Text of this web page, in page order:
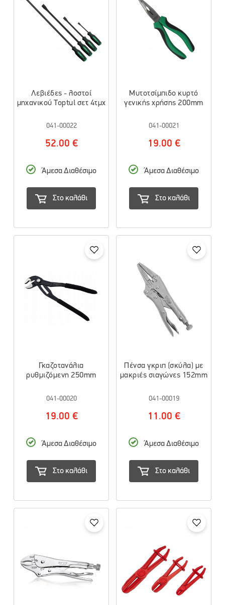
Λεβιέδες - λοστοί
μηχανικού Toptul σετ 4τμχ
041-00022
52.00 €
Άμεσα Διαθέσιμο
Στο καλάθι
Μυτοτσίμπιδο κυρτό
γενικής χρήσης 200mm
041-00021
19.00 €
Άμεσα Διαθέσιμο
Στο καλάθι
Γκαζοτανάλια
ρυθμιζόμενη 250mm
041-00020
19.00 €
Άμεσα Διαθέσιμο
Στο καλάθι
Πένσα γκριπ (σκύλα) με
μακριές σιαγώνες 152mm
041-00019
11.00 €
Άμεσα Διαθέσιμο
Στο καλάθι